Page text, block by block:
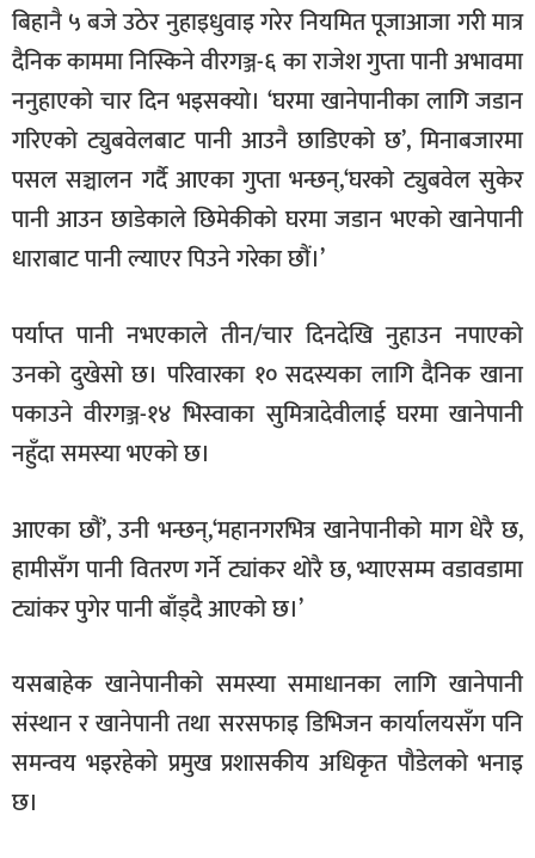
बिहानै ५ बजे उठेर नुहाइधुवाइ गरेर नियमित पूजाआजा गरी मात्र
दैनिक काममा निस्किने वीरगञ्ज-६ का राजेश गुप्ता पानी अभावमा
ननुहाएको चार दिन भइसक्यो। ‘घरमा खानेपानीका लागि जडान
गरिएको ट्युबवेलबाट पानी आउनै छाडिएको छ’, मिनाबजारमा
पसल सञ्चालन गर्दै आएका गुप्ता भन्छन्,‘घरको ट्युबवेल सुकेर
पानी आउन छाडेकाले छिमेकीको घरमा जडान भएको खानेपानी
धाराबाट पानी ल्याएर पिउने गरेका छौं।’
पर्याप्त पानी नभएकाले तीन/चार दिनदेखि नुहाउन नपाएको
उनको दुखेसो छ। परिवारका १० सदस्यका लागि दैनिक खाना
पकाउने वीरगञ्ज-१४ भिस्वाका सुमित्रादेवीलाई घरमा खानेपानी
नहुँदा समस्या भएको छ।
आएका छौं’, उनी भन्छन्,‘महानगरभित्र खानेपानीको माग धेरै छ,
हामीसँग पानी वितरण गर्ने ट्यांकर थोरै छ, भ्याएसम्म वडावडामा
ट्यांकर पुगेर पानी बाँड्दै आएको छ।’
यसबाहेक खानेपानीको समस्या समाधानका लागि खानेपानी
संस्थान र खानेपानी तथा सरसफाइ डिभिजन कार्यालयसँग पनि
समन्वय भइरहेको प्रमुख प्रशासकीय अधिकृत पौडेलको भनाइ
छ।